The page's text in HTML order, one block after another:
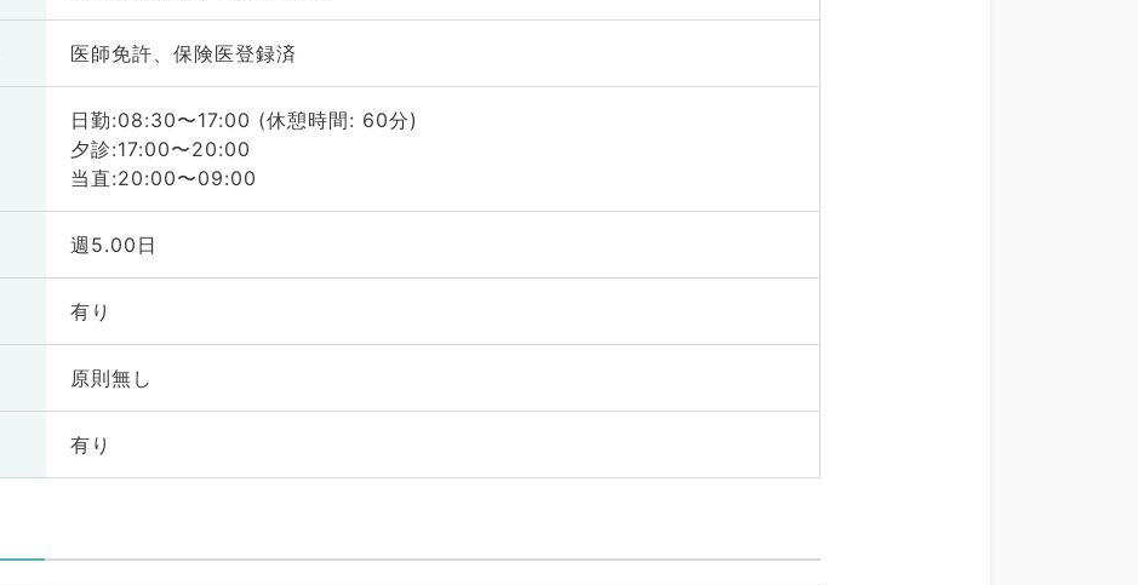
医師免許、保険医登録済
日勤:08:30〜17:00 (休憩時間: 60分)
夕診:17:00〜20:00
当直:20:00〜09:00
週5.00日
有り
原則無し
有り